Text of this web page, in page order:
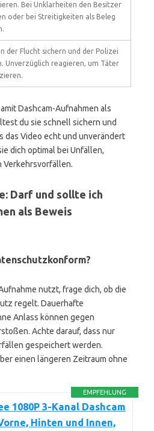
Bei Unklarheiten den Besitzer
oder bei Streitigkeiten als Beleg
der Flucht sichern und der Polizei
Unverzüglich reagieren, um Täter
Dashcam-Aufnahmen als
du sie schnell sichern und
das Video echt und unverändert
dich optimal bei Unfällen,
Verkehrsvorfällen.
Darf und sollte ich
als Beweis
nutzt, frage dich, ob die
regelt. Dauerhafte
Anlass können gegen
Achte darauf, dass nur
gespeichert werden.
einen längeren Zeitraum ohne
EMPFEHLUNG
1080P 3-Kanal Dashcam
Hinten und Innen,